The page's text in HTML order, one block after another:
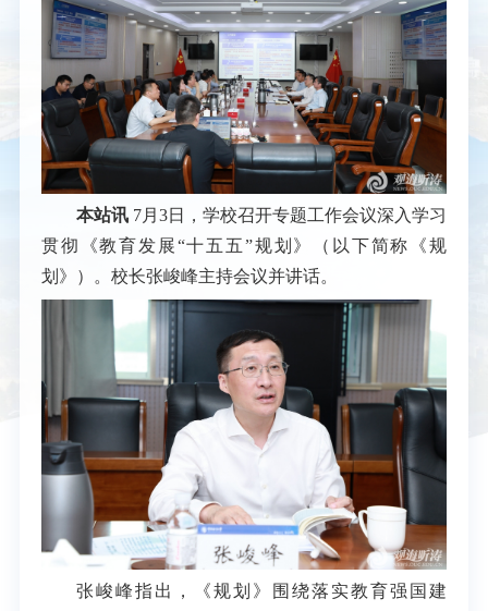
本站讯7月3日，学校召开专题工作会议深入学习
贯彻《教育发展“十五五”规划》（以下简称《规
划》）。校长张峻峰主持会议并讲话。
张峻峰指出，《规划》围绕落实教育强国建